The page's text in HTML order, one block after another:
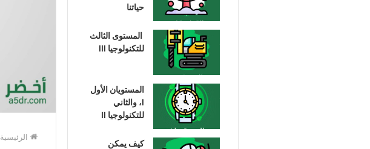
الرئيسية
حياتنا
المستوى الثالث
للتكنولوجيا III
المستويان الأول
I، والثاني
للتكنولوجيا II
كيف يمكن